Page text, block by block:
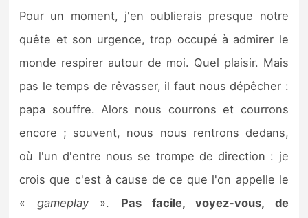
Pour un moment, j'en oublierais presque notre
quête et son urgence, trop occupé à admirer le
monde respirer autour de moi. Quel plaisir. Mais
pas le temps de rêvasser, il faut nous dépêcher :
papa souffre. Alors nous courrons et courrons
encore ; souvent, nous nous rentrons dedans,
où l'un d'entre nous se trompe de direction : je
crois que c'est à cause de ce que l'on appelle le
« gameplay». Pas facile, voyez-vous, de